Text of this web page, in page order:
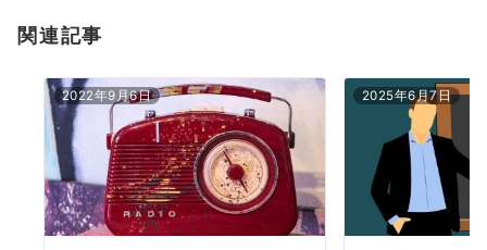
関連記事
2022年9月6日 2025年6月7日